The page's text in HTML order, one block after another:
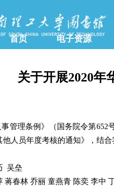
首页 电子资源
关于开展2020年
管理条例》（国务院令第652
他人员年度考核的通知》，结
吴垒
蒋春林 乔丽 童燕青 陈奕 李中